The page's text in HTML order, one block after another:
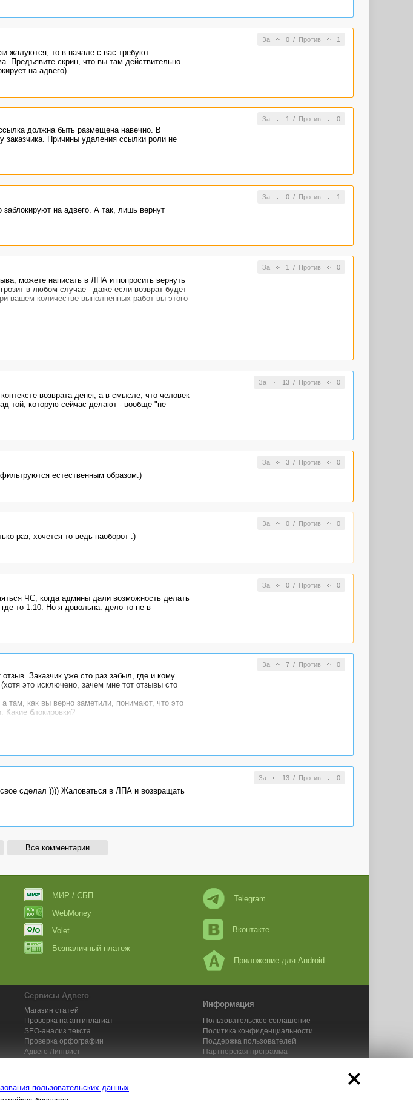
За 0/ Против 1
жалуются, то в начале с вас требуют
Предъявите скрин, что вы там действительно
на адвего).
За 1 / Против 0
должна быть размещена навечно. В
заказчика. Причины удаления ссылки роли не
За 0/ Против 1
на адвего. А так, лишь вернут
За 1 / Против 0
можете написать в ЛПА и попросить вернуть
в любом случае - даже если возврат будет
вашем количестве выполненных работ вы этого
За 13/ Против 0
возврата денег, а в смысле, что человек
той, которую сейчас делают - вообще "не
За 3/ Против 0
естественным образом:)
За 0/ Против 0
раз, хочется то ведь наоборот :)
За 0/ Против 0
ЧС, когда админы дали возможность делать
то 1:10. Но я довольна: дело-то не в
За 7/ Против 0
Заказчик уже сто раз забыл, где и кому
это исключено, зачем мне тот отзывы сто
там, как вы верно заметили, понимают, что это
Какие блокировки?
За 13/ Против 0
сделал )))) Жаловаться в ЛПА и возвращать
Все комментарии
МИР / СБП
WebMoney
Volet
Безналичный платеж
Telegram
Вконтакте
Приложение для Android
Сервисы Адвего
Магазин статей
Проверка на антиплагиат
SEO-анализ текста
Проверка орфографии
Адвего Лингвист
Информация
Пользовательское соглашение
Политика конфиденциальности
Поддержка пользователей
Партнерская программа
пользовательских данных